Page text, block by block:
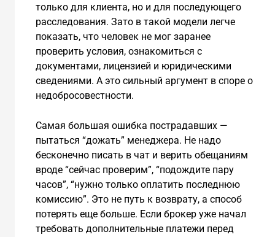
только для клиента, но и для последующего
расследования. Зато в такой модели легче
показать, что человек не мог заранее
проверить условия, ознакомиться с
документами, лицензией и юридическими
сведениями. А это сильный аргумент в споре о
недобросовестности.
Самая большая ошибка пострадавших —
пытаться “дожать” менеджера. Не надо
бесконечно писать в чат и верить обещаниям
вроде “сейчас проверим”, “подождите пару
часов”, “нужно только оплатить последнюю
комиссию”. Это не путь к возврату, а способ
потерять еще больше. Если брокер уже начал
требовать дополнительные платежи перед